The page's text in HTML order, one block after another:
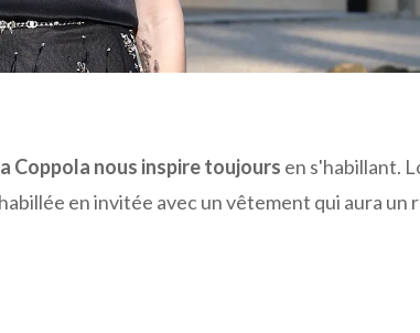
Coppola nous inspire toujours en s'habillant.
en invitée avec un vêtement qui aura un